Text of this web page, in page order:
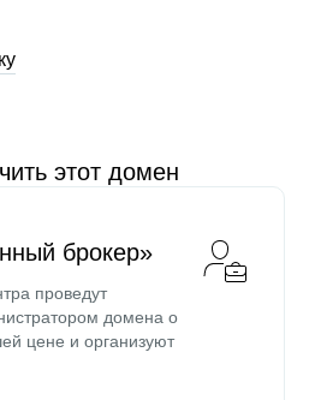
этот домен
брокер»
проведут
домена о
цене и организуют